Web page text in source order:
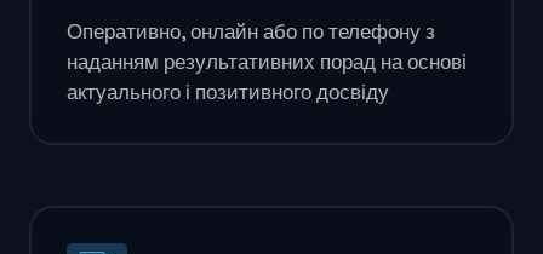
Оперативно, онлайн або по телефону з
наданням результативних порад на основі
актуального і позитивного досвіду